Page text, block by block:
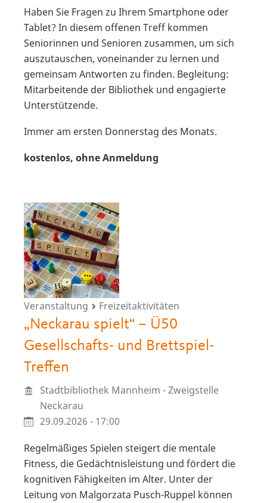
Haben Sie Fragen zu Ihrem Smartphone oder
Tablet? In diesem offenen Treff kommen
Seniorinnen und Senioren zusammen, um sich
auszutauschen, voneinander zu lernen und
gemeinsam Antworten zu finden. Begleitung:
Mitarbeitende der Bibliothek und engagierte
Unterstützende.
Immer am ersten Donnerstag des Monats.
kostenlos, ohne Anmeldung
Veranstaltung Freizeitaktivitäten
„Neckarau spielt“ – Ü50
Gesellschafts- und Brettspiel-
Treffen
Stadtbibliothek Mannheim - Zweigstelle
Neckarau
29.09.2026 - 17:00
Regelmäßiges Spielen steigert die mentale
Fitness, die Gedächtnisleistung und fördert die
kognitiven Fähigkeiten im Alter. Unter der
Leitung von Malgorzata Pusch-Ruppel können